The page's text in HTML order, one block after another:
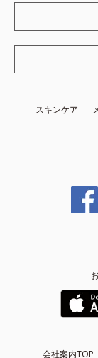
スキンケア
会社案内TOP